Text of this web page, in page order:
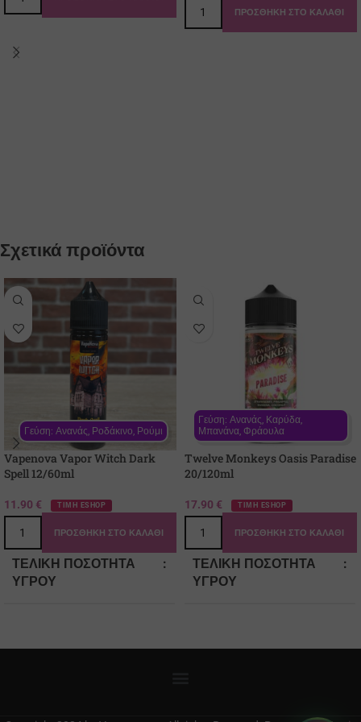
ΠΡΟΣΘΉΚΗ ΣΤΟ ΚΑΛΆΘΙ
Σχετικά προϊόντα
Γεύση: Ανανάς, Ροδάκινο, Ρούμι
Vapenova Vapor Witch Dark
Spell 12/60ml
11.90 € ΤΙΜΗ ESHOP
ΠΡΟΣΘΉΚΗ ΣΤΟ ΚΑΛΆΘΙ
ΤΕΛΙΚΉ ΠΟΣΌΤΗΤΑ
ΥΓΡΟΎ
Γεύση: Ανανάς, Καρύδα,
Μπανάνα, Φράουλα
Twelve Monkeys Oasis Paradise
20/120ml
17.90 € ΤΙΜΗ ESHOP
ΠΡΟΣΘΉΚΗ ΣΤΟ ΚΑΛΆΘΙ
ΤΕΛΙΚΉ ΠΟΣΌΤΗΤΑ
ΥΓΡΟΎ